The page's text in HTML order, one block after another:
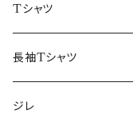
50/XL～
48/L
50/XL～
46/M
48/L
50/XL～
～44/S
46/M
48/L
Tシャツ
～44/S
46/M
長袖Tシャツ
～44/S
ジレ